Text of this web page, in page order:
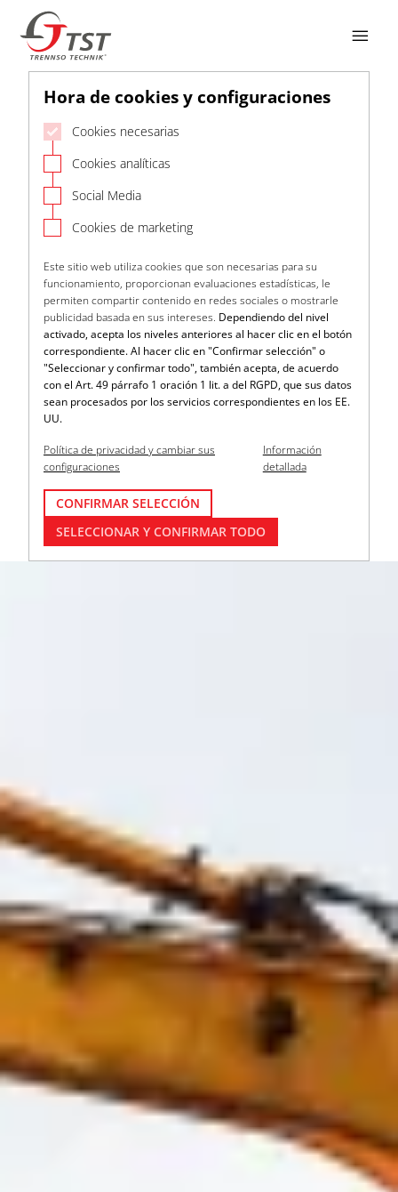

Hora de cookies y configuraciones
Cookies necesarias
Cookies analíticas
Social Media
Cookies de marketing
Este sitio web utiliza cookies que son necesarias para su
funcionamiento, proporcionan evaluaciones estadísticas, le
permiten compartir contenido en redes sociales o mostrarle
publicidad basada en sus intereses. Dependiendo del nivel
activado, acepta los niveles anteriores al hacer clic en el botón
correspondiente. Al hacer clic en "Confirmar selección" o
"Seleccionar y confirmar todo", también acepta, de acuerdo
con el Art. 49 párrafo 1 oración 1 lit. a del RGPD, que sus datos
sean procesados por los servicios correspondientes en los EE.
UU.
Política de privacidad y cambiar sus
configuraciones
Información
detallada
CONFIRMAR SELECCIÓN
SELECCIONAR Y CONFIRMAR TODO